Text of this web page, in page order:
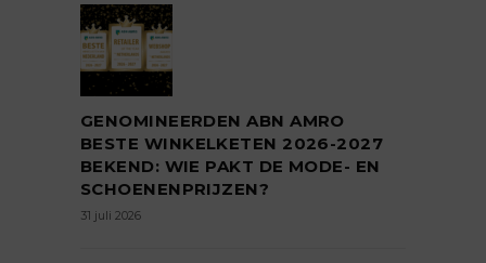
GENOMINEERDEN ABN AMRO
BESTE WINKELKETEN 2026-2027
BEKEND: WIE PAKT DE MODE- EN
SCHOENENPRIJZEN?
31 juli 2026